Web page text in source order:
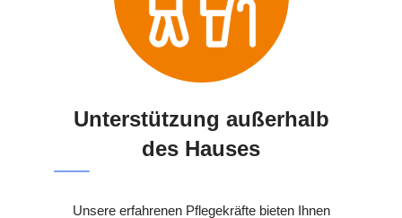
Unterstützung außerhalb
des Hauses
Unsere erfahrenen Pflegekräfte bieten Ihnen